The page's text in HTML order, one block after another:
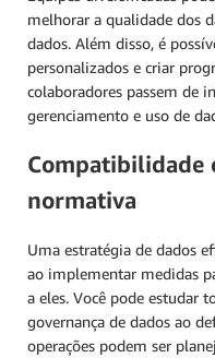
melhorar a qualidade dos
dados. Além disso, é
personalizados e criar
colaboradores passem de
gerenciamento e uso de
Compatibilidade
normativa
Uma estratégia de dados
ao implementar medidas
a eles. Você pode estudar
governança de dados ao
operações podem ser